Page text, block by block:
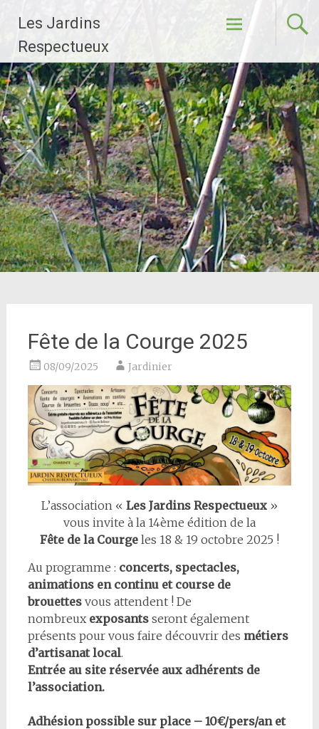
contenu
principal
Les Jardins
Respectueux
Fête de la Courge 2025
08/09/2025 Jardinier
L’association « Les Jardins Respectueux»
vous invite à la 14ème édition de la
Fête de la Courgeles 18 & 19 octobre 2025 !
Au programme : concerts, spectacles,
animations en continu et course de
brouettesvous attendent ! De
nombreux exposantsseront également
présents pour vous faire découvrir des métiers
d’artisanat local.
Entrée au site réservée aux adhérents de
l’association.
Adhésion possible sur place – 10€/pers/an et